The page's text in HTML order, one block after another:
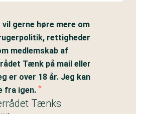
vil gerne høre mere om
rettigheder
medlemskab af
Tænk på mail eller
er over 18 år. Jeg kan
fra igen.
Tænks